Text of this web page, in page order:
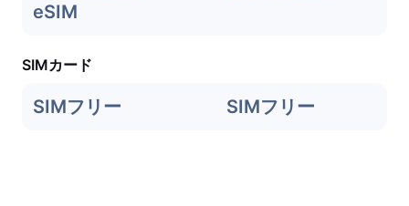
eSIM
SIMカード
SIMフリー SIMフリー